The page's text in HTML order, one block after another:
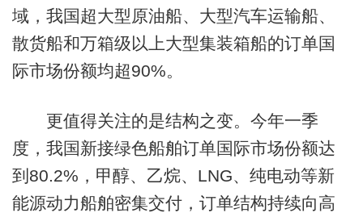
域，我国超大型原油船、大型汽车运输船、
散货船和万箱级以上大型集装箱船的订单国
际市场份额均超90%。
更值得关注的是结构之变。今年一季
度，我国新接绿色船舶订单国际市场份额达
到80.2%，甲醇、乙烷、LNG、纯电动等新
能源动力船舶密集交付，订单结构持续向高